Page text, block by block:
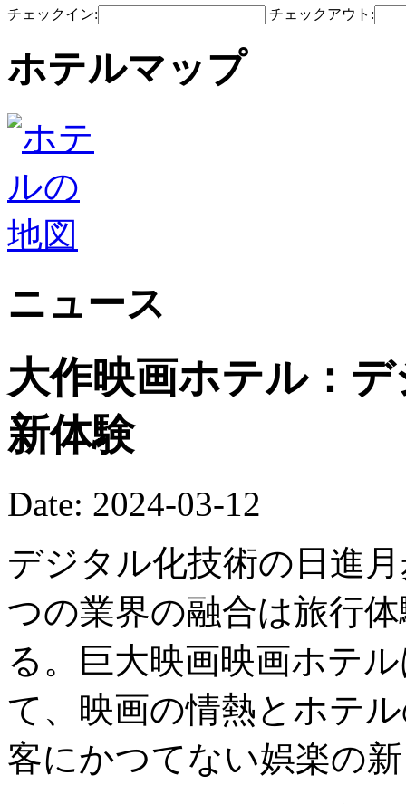
チェックイン: チェックアウト:
ホテルマップ
ニュース
大作映画ホテル：
新体験
Date: 2024-03-12
デジタル化技術の日進
つの業界の融合は旅行
る。巨大映画映画ホテ
て、映画の情熱とホテ
客にかつてない娯楽の